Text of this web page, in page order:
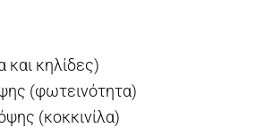
κηλίδες)
(φωτεινότητα)
(κοκκινίλα)